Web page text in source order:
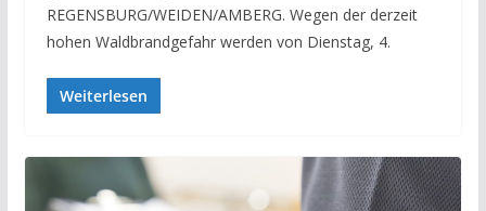
REGENSBURG/WEIDEN/AMBERG. Wegen der derzeit
hohen Waldbrandgefahr werden von Dienstag, 4.
Weiterlesen